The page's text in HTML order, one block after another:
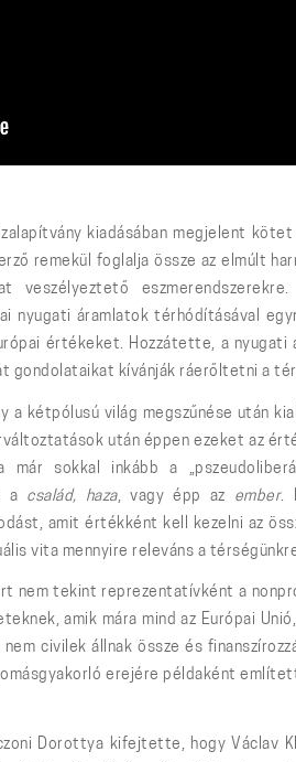
kiadásában megjelent
remekül foglalja össze az elmúlt
veszélyeztető
nyugati áramlatok térhódításával
értékeket. Hozzátette, a
gondolataikat kívánják ráerőltetni a
kétpólusú világ megszűnése után
után éppen ezeket az
sokkal inkább a
a család, haza, vagy épp az ember.
amit értékként kell kezelni az
vita mennyire releváns a
nem tekint reprezentatívként a
amik mára mind az Európai
civilek állnak össze és
erejére példaként
Dorottya kifejtette, hogy Václav